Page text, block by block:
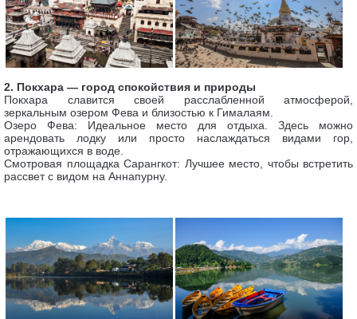
2. Покхара — город спокойствия и природы
Покхара славится своей расслабленной атмосферой,
зеркальным озером Фева и близостью к Гималаям.
Озеро Фева: Идеальное место для отдыха. Здесь можно
арендовать лодку или просто наслаждаться видами гор,
отражающихся в воде.
Смотровая площадка Сарангкот: Лучшее место, чтобы встретить
рассвет с видом на Аннапурну.